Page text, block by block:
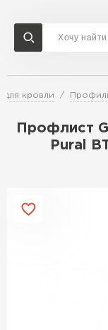
кровли
Профлист
Pural
Сервисы расчета
Расчет
Расчет
Расчет софитов
Расчет кровли